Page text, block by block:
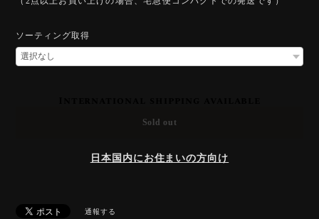
ソーティング取得
Sold out
日本国内にお住まいの方向け
通報する